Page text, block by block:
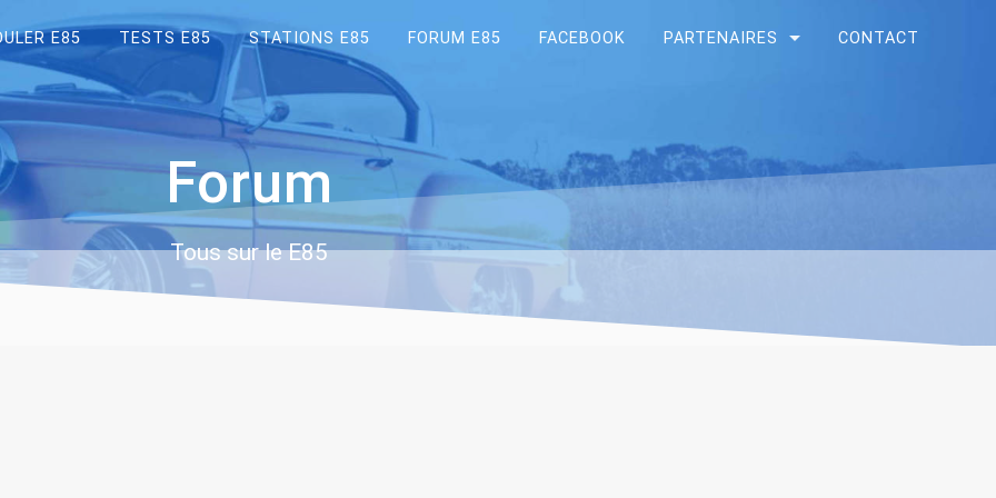
E85 TESTS E85 STATIONS E85 FORUM E85 FACEBOOK PARTENAIRES CONTACT
Forum
Tous sur le E85